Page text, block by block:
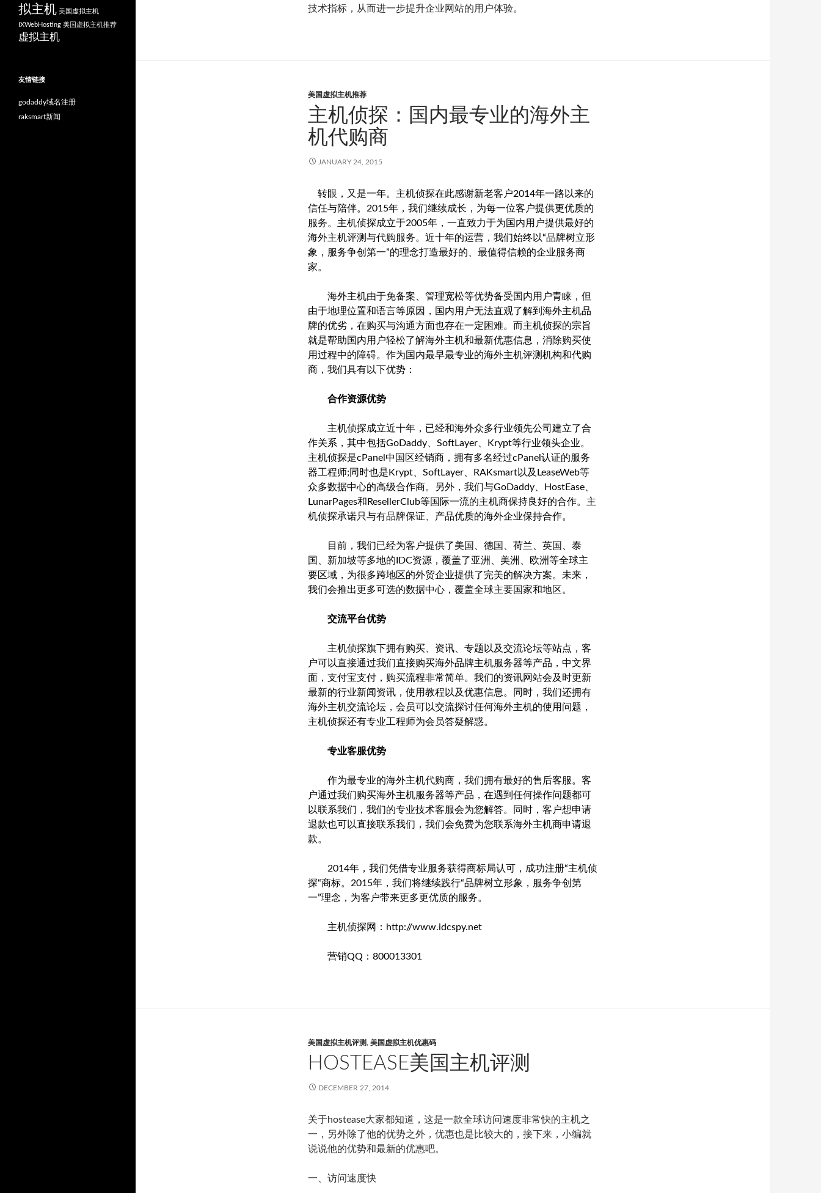
技术指标，从而进一步提升企业网站的用户体验。
美国虚拟主机推荐
主机侦探：国内最专业的海外主
机代购商
JANUARY 24, 2015
转眼，又是一年。主机侦探在此感谢新老客户2014年一路以来的
信任与陪伴。2015年，我们继续成长，为每一位客户提供更优质的
服务。主机侦探成立于2005年，一直致力于为国内用户提供最好的
海外主机评测与代购服务。近十年的运营，我们始终以“品牌树立形
象，服务争创第一”的理念打造最好的、最值得信赖的企业服务商
家。
海外主机由于免备案、管理宽松等优势备受国内用户青睐，但
由于地理位置和语言等原因，国内用户无法直观了解到海外主机品
牌的优劣，在购买与沟通方面也存在一定困难。而主机侦探的宗旨
就是帮助国内用户轻松了解海外主机和最新优惠信息，消除购买使
用过程中的障碍。作为国内最早最专业的海外主机评测机构和代购
商，我们具有以下优势：
合作资源优势
主机侦探成立近十年，已经和海外众多行业领先公司建立了合
作关系，其中包括GoDaddy、SoftLayer、Krypt等行业领头企业。
主机侦探是cPanel中国区经销商，拥有多名经过cPanel认证的服务
器工程师;同时也是Krypt、SoftLayer、RAKsmart以及LeaseWeb等
众多数据中心的高级合作商。另外，我们与GoDaddy、HostEase、
LunarPages和ResellerClub等国际一流的主机商保持良好的合作。主
机侦探承诺只与有品牌保证、产品优质的海外企业保持合作。
目前，我们已经为客户提供了美国、德国、荷兰、英国、泰
国、新加坡等多地的IDC资源，覆盖了亚洲、美洲、欧洲等全球主
要区域，为很多跨地区的外贸企业提供了完美的解决方案。未来，
我们会推出更多可选的数据中心，覆盖全球主要国家和地区。
交流平台优势
主机侦探旗下拥有购买、资讯、专题以及交流论坛等站点，客
户可以直接通过我们直接购买海外品牌主机服务器等产品，中文界
面，支付宝支付，购买流程非常简单。我们的资讯网站会及时更新
最新的行业新闻资讯，使用教程以及优惠信息。同时，我们还拥有
海外主机交流论坛，会员可以交流探讨任何海外主机的使用问题，
主机侦探还有专业工程师为会员答疑解惑。
专业客服优势
作为最专业的海外主机代购商，我们拥有最好的售后客服。客
户通过我们购买海外主机服务器等产品，在遇到任何操作问题都可
以联系我们，我们的专业技术客服会为您解答。同时，客户想申请
退款也可以直接联系我们，我们会免费为您联系海外主机商申请退
款。
2014年，我们凭借专业服务获得商标局认可，成功注册“主机侦
探“商标。2015年，我们将继续践行“品牌树立形象，服务争创第
一”理念，为客户带来更多更优质的服务。
主机侦探网：http://www.idcspy.net
营销QQ：800013301
美国虚拟主机评测, 美国虚拟主机优惠码
HOSTEASE美国主机评测
DECEMBER 27, 2014
关于hostease大家都知道，这是一款全球访问速度非常快的主机之
一，另外除了他的优势之外，优惠也是比较大的，接下来，小编就
说说他的优势和最新的优惠吧。
一、访问速度快
拟主机 美国虚拟主机
IXWebHosting 美国虚拟主机推荐
虚拟主机
友情链接
godaddy域名注册
raksmart新闻